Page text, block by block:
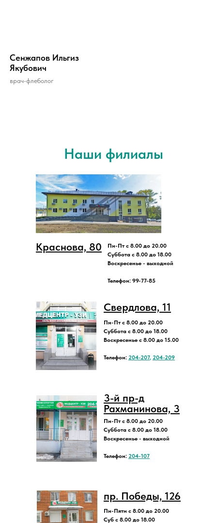
Сенжапов Ильгиз
Якубович
врач-флеболог
Наши филиалы
Свердлова, 11
Пн-Пт с 8.00 до 20.00
Суббота с 8.00 до 18.00
Воскресенье с 8.00 до 15.00
Телефон: 204-207, 204-209
Краснова, 80
Пн-Пт с 8.00 до 20.00
Суббота с 8.00 до 18.00
Воскресенье - выходной
Телефон: 99-77-85
3-й пр-д
Рахманинова, 3
Пн-Пт с 8.00 до 20.00
Суббота с 8.00 до 18.00
Воскресенье - выходной
Телефон: 204-107
пр. Победы, 126
Пн-Пятн с 8.00 до 20.00
Суб с 8.00 до 18.00